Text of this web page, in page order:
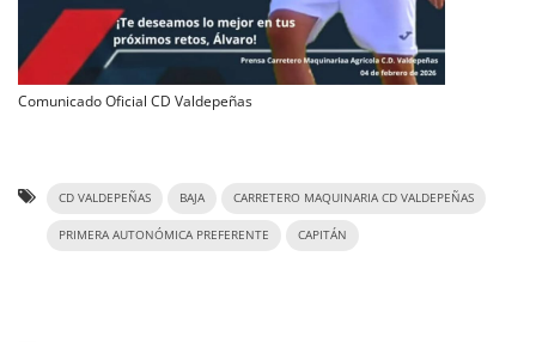
Comunicado Oficial CD Valdepeñas
CD VALDEPEÑAS BAJA CARRETERO MAQUINARIA CD VALDEPEÑAS
PRIMERA AUTONÓMICA PREFERENTE CAPITÁN